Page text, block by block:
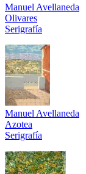
Manuel Avellaneda
Olivares
Serigrafía
Manuel Avellaneda
Azotea
Serigrafía